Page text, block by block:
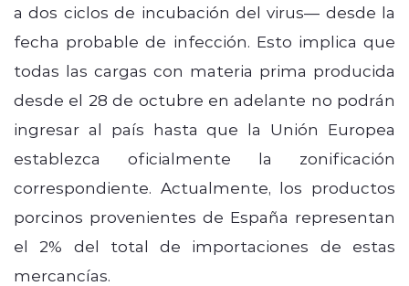
a dos ciclos de incubación del virus— desde la
fecha probable de infección. Esto implica que
todas las cargas con materia prima producida
desde el 28 de octubre en adelante no podrán
ingresar al país hasta que la Unión Europea
establezca oficialmente la zonificación
correspondiente. Actualmente, los productos
porcinos provenientes de España representan
el 2% del total de importaciones de estas
mercancías.